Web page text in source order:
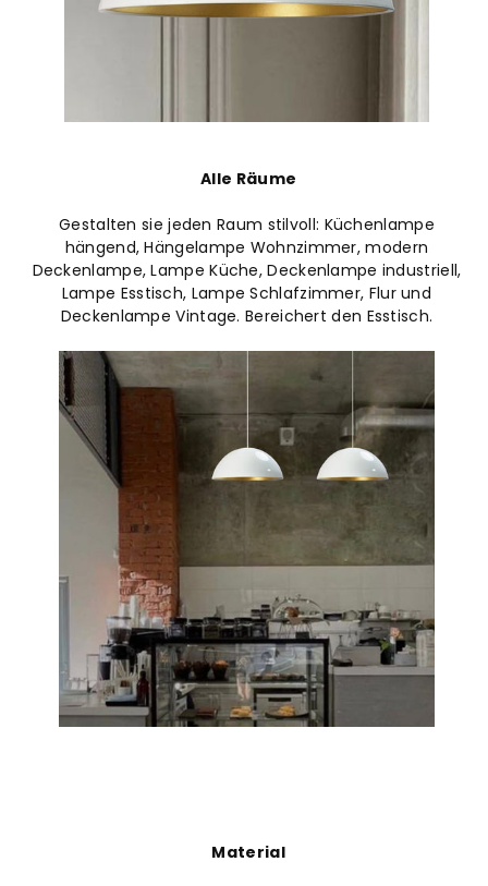
Alle Räume
Gestalten sie jeden Raum stilvoll: Küchenlampe
hängend, Hängelampe Wohnzimmer, modern
Deckenlampe, Lampe Küche, Deckenlampe industriell,
Lampe Esstisch, Lampe Schlafzimmer, Flur und
Deckenlampe Vintage. Bereichert den Esstisch.
Material